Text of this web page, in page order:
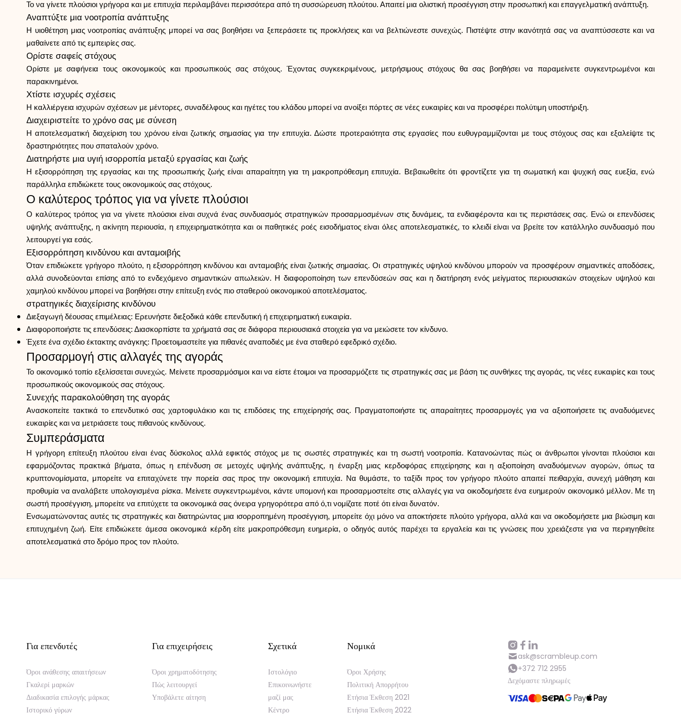
Το να γίνετε πλούσιοι γρήγορα και με επιτυχία περιλαμβάνει περισσότερα από τη συσσώρευση πλούτου. Απαιτεί μια ολιστική προσέγγιση στην προσωπική και επαγγελματική ανάπτυξη.
Αναπτύξτε μια νοοτροπία ανάπτυξης
Η υιοθέτηση μιας νοοτροπίας ανάπτυξης μπορεί να σας βοηθήσει να ξεπεράσετε τις προκλήσεις και να βελτιώνεστε συνεχώς. Πιστέψτε στην ικανότητά σας να αναπτύσσεστε και να
μαθαίνετε από τις εμπειρίες σας.
Ορίστε σαφείς στόχους
Ορίστε με σαφήνεια τους οικονομικούς και προσωπικούς σας στόχους. Έχοντας συγκεκριμένους, μετρήσιμους στόχους θα σας βοηθήσει να παραμείνετε συγκεντρωμένοι και
παρακινημένοι.
Χτίστε ισχυρές σχέσεις
Η καλλιέργεια ισχυρών σχέσεων με μέντορες, συναδέλφους και ηγέτες του κλάδου μπορεί να ανοίξει πόρτες σε νέες ευκαιρίες και να προσφέρει πολύτιμη υποστήριξη.
Διαχειριστείτε το χρόνο σας με σύνεση
Η αποτελεσματική διαχείριση του χρόνου είναι ζωτικής σημασίας για την επιτυχία. Δώστε προτεραιότητα στις εργασίες που ευθυγραμμίζονται με τους στόχους σας και εξαλείψτε τις
δραστηριότητες που σπαταλούν χρόνο.
Διατηρήστε μια υγιή ισορροπία μεταξύ εργασίας και ζωής
Η εξισορρόπηση της εργασίας και της προσωπικής ζωής είναι απαραίτητη για τη μακροπρόθεσμη επιτυχία. Βεβαιωθείτε ότι φροντίζετε για τη σωματική και ψυχική σας ευεξία, ενώ
παράλληλα επιδιώκετε τους οικονομικούς σας στόχους.
Ο καλύτερος τρόπος για να γίνετε πλούσιοι
Ο καλύτερος τρόπος για να γίνετε πλούσιοι είναι συχνά ένας συνδυασμός στρατηγικών προσαρμοσμένων στις δυνάμεις, τα ενδιαφέροντα και τις περιστάσεις σας. Ενώ οι επενδύσεις
υψηλής ανάπτυξης, η ακίνητη περιουσία, η επιχειρηματικότητα και οι παθητικές ροές εισοδήματος είναι όλες αποτελεσματικές, το κλειδί είναι να βρείτε τον κατάλληλο συνδυασμό που
λειτουργεί για εσάς.
Εξισορρόπηση κινδύνου και ανταμοιβής
Όταν επιδιώκετε γρήγορο πλούτο, η εξισορρόπηση κινδύνου και ανταμοιβής είναι ζωτικής σημασίας. Οι στρατηγικές υψηλού κινδύνου μπορούν να προσφέρουν σημαντικές αποδόσεις,
αλλά συνοδεύονται επίσης από το ενδεχόμενο σημαντικών απωλειών. Η διαφοροποίηση των επενδύσεών σας και η διατήρηση ενός μείγματος περιουσιακών στοιχείων υψηλού και
χαμηλού κινδύνου μπορεί να βοηθήσει στην επίτευξη ενός πιο σταθερού οικονομικού αποτελέσματος.
στρατηγικές διαχείρισης κινδύνου
Διεξαγωγή δέουσας επιμέλειας: Ερευνήστε διεξοδικά κάθε επενδυτική ή επιχειρηματική ευκαιρία.
Διαφοροποιήστε τις επενδύσεις: Διασκορπίστε τα χρήματά σας σε διάφορα περιουσιακά στοιχεία για να μειώσετε τον κίνδυνο.
Έχετε ένα σχέδιο έκτακτης ανάγκης: Προετοιμαστείτε για πιθανές αναποδιές με ένα σταθερό εφεδρικό σχέδιο.
Προσαρμογή στις αλλαγές της αγοράς
Το οικονομικό τοπίο εξελίσσεται συνεχώς. Μείνετε προσαρμόσιμοι και να είστε έτοιμοι να προσαρμόζετε τις στρατηγικές σας με βάση τις συνθήκες της αγοράς, τις νέες ευκαιρίες και τους
προσωπικούς οικονομικούς σας στόχους.
Συνεχής παρακολούθηση της αγοράς
Ανασκοπείτε τακτικά το επενδυτικό σας χαρτοφυλάκιο και τις επιδόσεις της επιχείρησής σας. Πραγματοποιήστε τις απαραίτητες προσαρμογές για να αξιοποιήσετε τις αναδυόμενες
ευκαιρίες και να μετριάσετε τους πιθανούς κινδύνους.
Συμπεράσματα
Η γρήγορη επίτευξη πλούτου είναι ένας δύσκολος αλλά εφικτός στόχος με τις σωστές στρατηγικές και τη σωστή νοοτροπία. Κατανοώντας πώς οι άνθρωποι γίνονται πλούσιοι και
εφαρμόζοντας πρακτικά βήματα, όπως η επένδυση σε μετοχές υψηλής ανάπτυξης, η έναρξη μιας κερδοφόρας επιχείρησης και η αξιοποίηση αναδυόμενων αγορών, όπως τα
κρυπτονομίσματα, μπορείτε να επιταχύνετε την πορεία σας προς την οικονομική επιτυχία. Να θυμάστε, το ταξίδι προς τον γρήγορο πλούτο απαιτεί πειθαρχία, συνεχή μάθηση και
προθυμία να αναλάβετε υπολογισμένα ρίσκα. Μείνετε συγκεντρωμένοι, κάντε υπομονή και προσαρμοστείτε στις αλλαγές για να οικοδομήσετε ένα ευημερούν οικονομικό μέλλον. Με τη
σωστή προσέγγιση, μπορείτε να επιτύχετε τα οικονομικά σας όνειρα γρηγορότερα από ό,τι νομίζατε ποτέ ότι είναι δυνατόν.
Ενσωματώνοντας αυτές τις στρατηγικές και διατηρώντας μια ισορροπημένη προσέγγιση, μπορείτε όχι μόνο να αποκτήσετε πλούτο γρήγορα, αλλά και να οικοδομήσετε μια βιώσιμη και
επιτυχημένη ζωή. Είτε επιδιώκετε άμεσα οικονομικά κέρδη είτε μακροπρόθεσμη ευημερία, ο οδηγός αυτός παρέχει τα εργαλεία και τις γνώσεις που χρειάζεστε για να περιηγηθείτε
αποτελεσματικά στο δρόμο προς τον πλούτο.
Για επενδυτές
Όροι ανάθεσης απαιτήσεων
Γκαλερί μαρκών
Διαδικασία επιλογής μάρκας
Ιστορικό γύρων
Για επιχειρήσεις
Όροι χρηματοδότησης
Πώς λειτουργεί
Υποβάλετε αίτηση
Σχετικά
Ιστολόγιο
Επικοινωνήστε
μαζί μας
Κέντρο
Νομικά
Όροι Χρήσης
Πολιτική Απορρήτου
Ετήσια Έκθεση 2021
Ετήσια Έκθεση 2022
ask@scrambleup.com
+372 712 2955
Δεχόμαστε πληρωμές